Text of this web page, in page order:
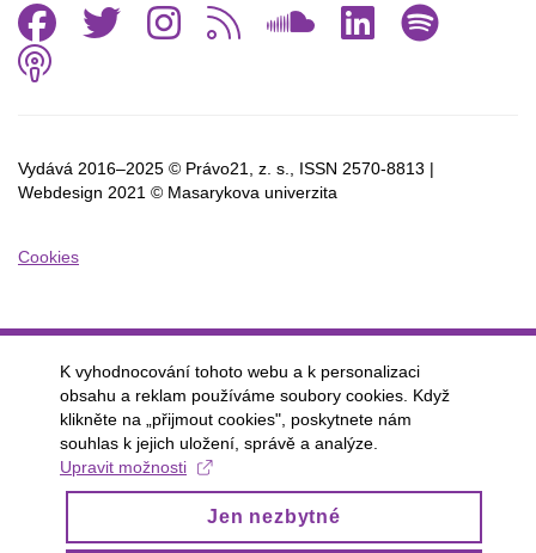
Vydává 2016–2025 © Právo21, z. s., ISSN 2570-8813 |
Webdesign 2021 © Masarykova univerzita
Cookies
Facebook
Twitter
Instagram
RSS
Podcast
K vyhodnocování tohoto webu a k personalizaci
obsahu a reklam používáme soubory cookies. Když
klikněte na „přijmout cookies", poskytnete nám
souhlas k jejich uložení, správě a analýze.
Upravit možnosti
Jen nezbytné